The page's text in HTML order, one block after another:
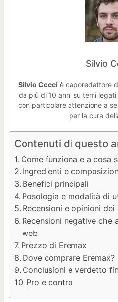
Silvio
Silvio Cocci è caporedattore
da più di 10 anni su temi
con particolare attenzione a
per la cura
Contenuti di questo
Come funziona e a cosa
Ingredienti e
Benefici principali
Posologia e modalità di
Recensioni e opinioni dei
Recensioni negative che
web
Prezzo di Eremax
Dove comprare Eremax?
Conclusioni e verdetto
Pro e contro